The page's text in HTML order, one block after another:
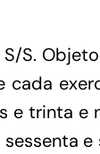
S/S.
e trinta e